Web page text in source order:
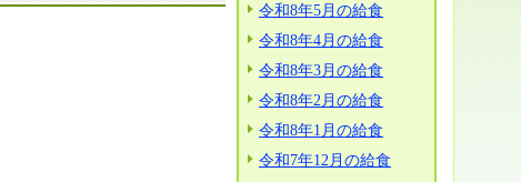
令和8年5月の給食
令和8年4月の給食
令和8年3月の給食
令和8年2月の給食
令和8年1月の給食
令和7年12月の給食